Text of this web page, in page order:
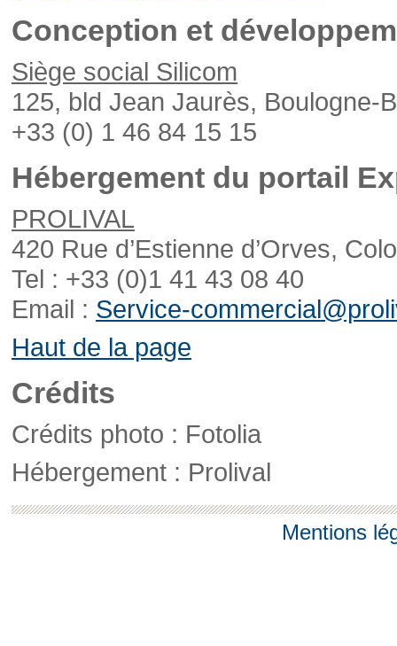
Conception et
Siège social Silicom
125, bld Jean Jaurès, Boulogne-
+33 (0) 1 46 84 15 15
Hébergement du portail
PROLIVAL
420 Rue d’Estienne d’Orves,
Tel : +33 (0)1 41 43 08 40
Email : Service-
Haut de la page
Crédits
Crédits photo : Fotolia
Hébergement : Prolival
Mentions